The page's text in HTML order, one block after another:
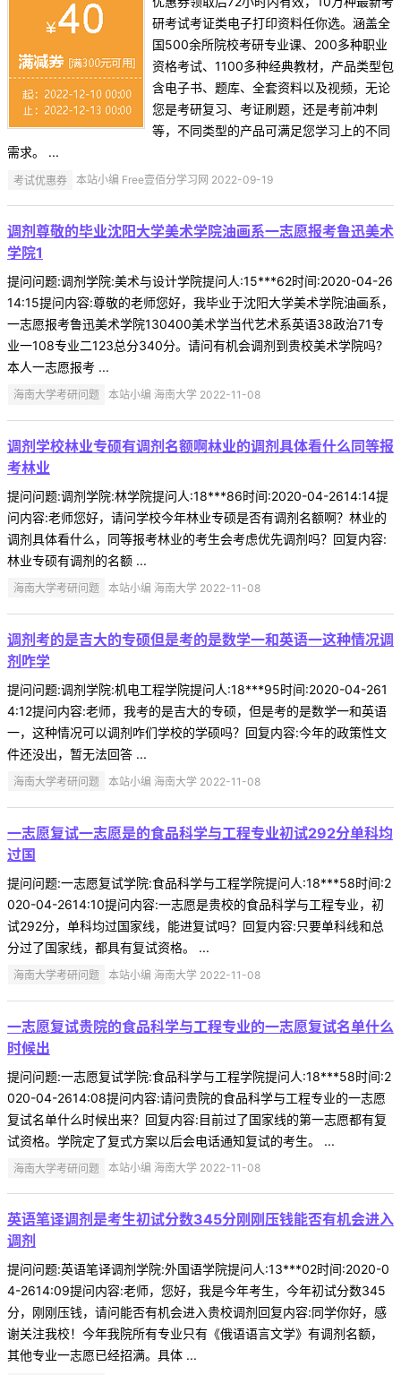
研考试考证类电子打印资料任你选。涵盖全
国500余所院校考研专业课、200多种职业
资格考试、1100多种经典教材，产品类型包
含电子书、题库、全套资料以及视频，无论
您是考研复习、考证刷题，还是考前冲刺
等，不同类型的产品可满足您学习上的不同
需求。 ...
考试优惠券 本站小编 Free壹佰分学习网 2022-09-19
调剂尊敬的毕业沈阳大学美术学院油画系一志愿报考鲁迅美术
学院1
提问问题:调剂学院:美术与设计学院提问人:15***62时间:2020-04-26
14:15提问内容:尊敬的老师您好，我毕业于沈阳大学美术学院油画系，
一志愿报考鲁迅美术学院130400美术学当代艺术系英语38政治71专
业一108专业二123总分340分。请问有机会调剂到贵校美术学院吗?
本人一志愿报考 ...
海南大学考研问题 本站小编 海南大学 2022-11-08
调剂学校林业专硕有调剂名额啊林业的调剂具体看什么同等报
考林业
提问问题:调剂学院:林学院提问人:18***86时间:2020-04-2614:14提
问内容:老师您好，请问学校今年林业专硕是否有调剂名额啊？林业的
调剂具体看什么，同等报考林业的考生会考虑优先调剂吗？回复内容:
林业专硕有调剂的名额 ...
海南大学考研问题 本站小编 海南大学 2022-11-08
调剂考的是吉大的专硕但是考的是数学一和英语一这种情况调
剂咋学
提问问题:调剂学院:机电工程学院提问人:18***95时间:2020-04-261
4:12提问内容:老师，我考的是吉大的专硕，但是考的是数学一和英语
一，这种情况可以调剂咋们学校的学硕吗？回复内容:今年的政策性文
件还没出，暂无法回答 ...
海南大学考研问题 本站小编 海南大学 2022-11-08
一志愿复试一志愿是的食品科学与工程专业初试292分单科均
过国
提问问题:一志愿复试学院:食品科学与工程学院提问人:18***58时间:2
020-04-2614:10提问内容:一志愿是贵校的食品科学与工程专业，初
试292分，单科均过国家线，能进复试吗？回复内容:只要单科线和总
分过了国家线，都具有复试资格。 ...
海南大学考研问题 本站小编 海南大学 2022-11-08
一志愿复试贵院的食品科学与工程专业的一志愿复试名单什么
时候出
提问问题:一志愿复试学院:食品科学与工程学院提问人:18***58时间:2
020-04-2614:08提问内容:请问贵院的食品科学与工程专业的一志愿
复试名单什么时候出来？回复内容:目前过了国家线的第一志愿都有复
试资格。学院定了复式方案以后会电话通知复试的考生。 ...
海南大学考研问题 本站小编 海南大学 2022-11-08
英语笔译调剂是考生初试分数345分刚刚压钱能否有机会进入
调剂
提问问题:英语笔译调剂学院:外国语学院提问人:13***02时间:2020-0
4-2614:09提问内容:老师，您好，我是今年考生，今年初试分数345
分，刚刚压钱，请问能否有机会进入贵校调剂回复内容:同学你好，感
谢关注我校！今年我院所有专业只有《俄语语言文学》有调剂名额，
其他专业一志愿已经招满。具体 ...